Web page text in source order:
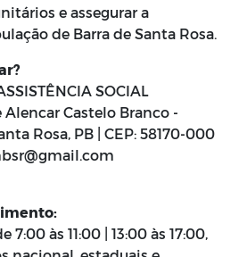
e assegurar a
de Barra de Santa Rosa.
SOCIAL
Castelo Branco -
Rosa, PB | CEP: 58170-000
7:00 às 11:00 | 13:00 às 17:00,